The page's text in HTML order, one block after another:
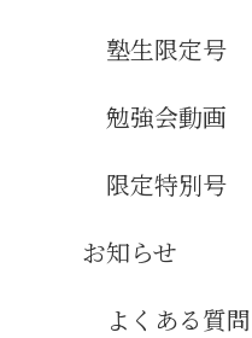
塾生限定号
勉強会動画
限定特別号
お知らせ
よくある質問